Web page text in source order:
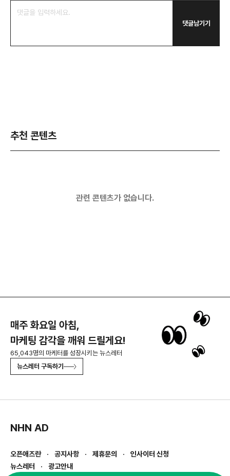
댓글남기기
추천 콘텐츠
관련 콘텐츠가 없습니다.
매주 화요일 아침,
마케팅 감각을 깨워 드릴게요!
65,043명의 마케터를 성장시키는 뉴스레터
뉴스레터 구독하기
NHN AD
오픈애즈란 공지사항 제휴문의
인사이터 신청
뉴스레터
광고안내